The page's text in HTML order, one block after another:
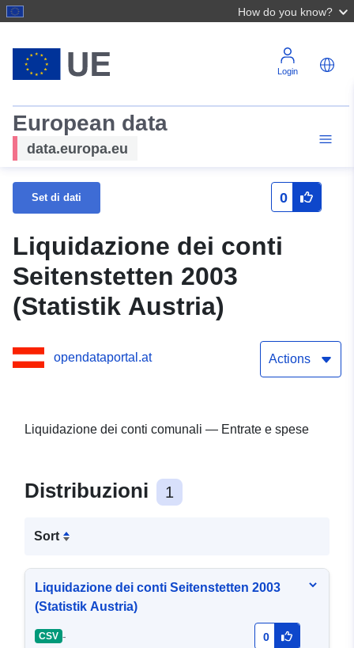
How do you know?
Login
European data
data.europa.eu
Set di dati 0
Liquidazione dei conti
Seitenstetten 2003
(Statistik Austria)
opendataportal.at Actions
Liquidazione dei conti comunali — Entrate e spese
Distribuzioni 1
Sort
Liquidazione dei conti Seitenstetten 2003
(Statistik Austria)
CSV - 0